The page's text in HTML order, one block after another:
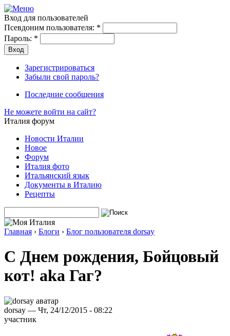
Вход для пользователей
Псевдоним пользователя: *
Пароль: *
Зарегистрироваться
Забыли свой пароль?
Последние сообщения
Не можете войти на сайт?
Италия форум
Новости Италии
Новое
Форум
Италия фото
Итальянский язык
Документы в Италию
Рецепты
Главная › Блоги › Блог пользователя dorsay
C Днем рождения, Бойцовый
кот! aka Гаг?
dorsay — Чт, 24/12/2015 - 08:22
участник